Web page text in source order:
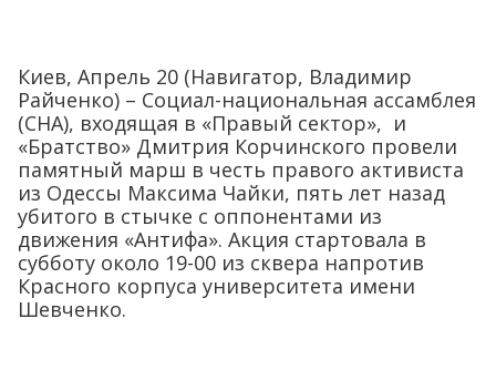
Киев, Апрель 20 (Навигатор, Владимир
Райченко) – Социал-национальная ассамблея
(СНА), входящая в «Правый сектор», и
«Братство» Дмитрия Корчинского провели
памятный марш в честь правого активиста
из Одессы Максима Чайки, пять лет назад
убитого в стычке с оппонентами из
движения «Антифа». Акция стартовала в
субботу около 19-00 из сквера напротив
Красного корпуса университета имени
Шевченко.